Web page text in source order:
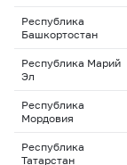
Республика
Башкортостан
Республика Марий
Эл
Республика
Мордовия
Республика
Татарстан